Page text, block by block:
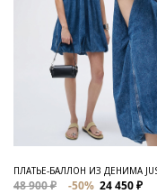
ПЛАТЬЕ-БАЛЛОН ИЗ ДЕНИМА
48 900 ₽ -50% 24 450 ₽